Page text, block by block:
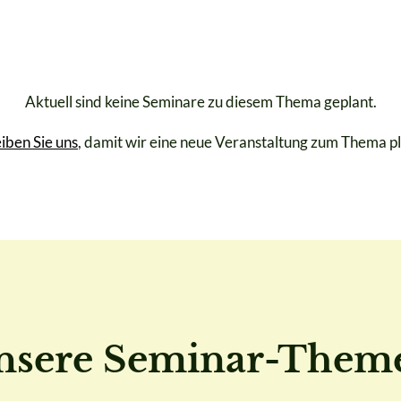
Aktuell sind keine Seminare zu diesem Thema geplant.
Sie uns, damit wir eine neue Veranstaltung zum Thema
Seminar-